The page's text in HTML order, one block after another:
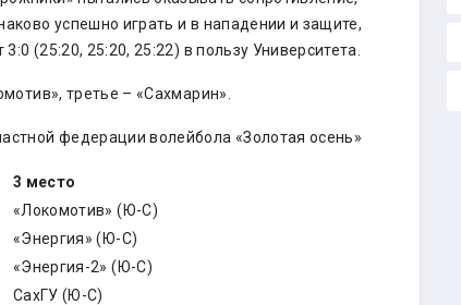
успешно играть и в нападении и защите,
(25:20, 25:20, 25:22) в пользу Университета.
третье – «Сахмарин».
федерации волейбола «Золотая осень»
3 место
«Локомотив» (Ю-С)
«Энергия» (Ю-С)
«Энергия-2» (Ю-С)
СахГУ (Ю-С)